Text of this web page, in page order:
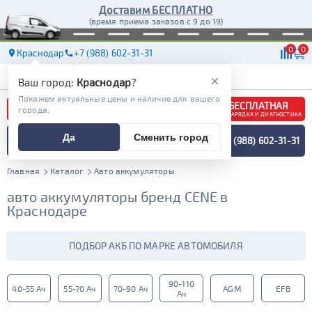
Доставим БЕСПЛАТНО
(время приема заказов с 9 до 19)
Краснодар +7 (988) 602-31-31 0 0
АКБ ДОСТАВКА
БЕСПЛАТНАЯ
ЗАРЯДКА И ДИАГНОСТИКА
ПОДБОР АККУМУЛЯТОРА
СПЕЦИАЛИСТОМ +7 (988) 602-31-31
Главная Каталог Авто аккумуляторы
авто аккумуляторы бренд CENE в
Краснодаре
ПОДБОР АКБ ПО МАРКЕ АВТОМОБИЛЯ
40-55 Ач 55-70 Ач 70-90 Ач
90-110
Ач
AGM EFB
×
Ваш город: Краснодар?
Покажем актуальные цены и наличие для вашего
города.
Да Сменить город